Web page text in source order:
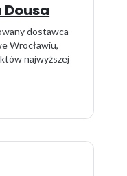
dostawca
Wrocławiu,
najwyższej